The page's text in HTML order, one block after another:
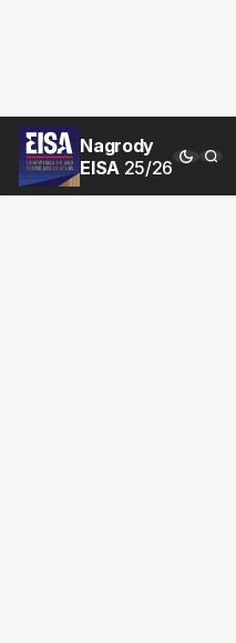
Nagrody
EISA 25/26